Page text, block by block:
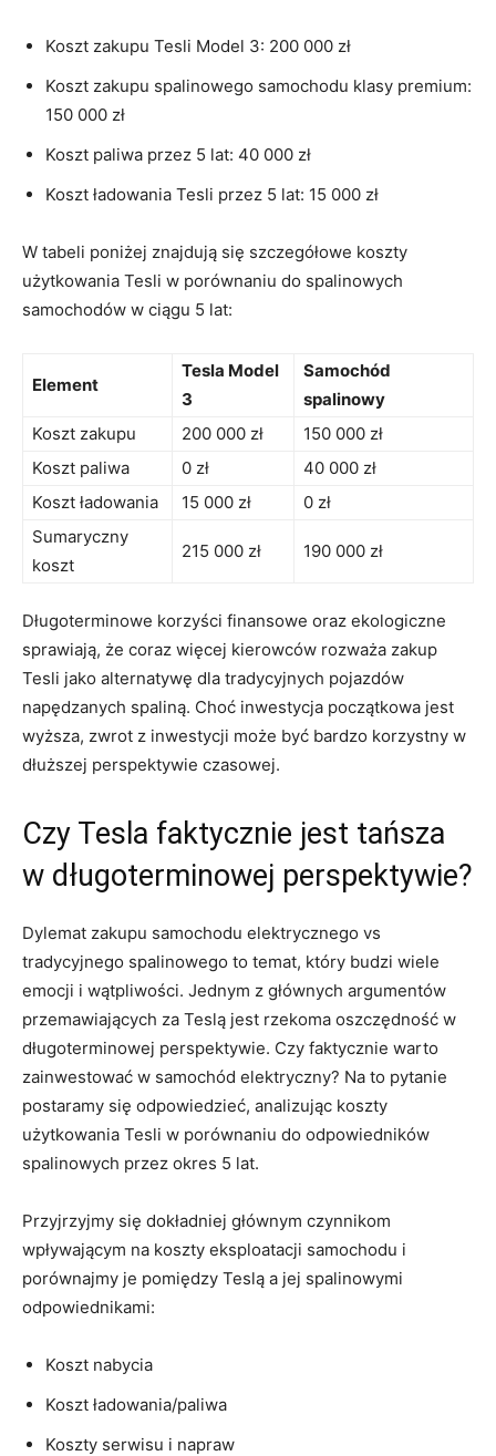
Koszt zakupu Tesli Model 3: 200 000 zł
Koszt zakupu spalinowego samochodu klasy premium:
‍150 000 zł
Koszt paliwa przez 5 lat: 40 000 zł
Koszt ładowania Tesli przez 5⁢ lat: 15 000 zł
W tabeli poniżej znajdują się szczegółowe koszty
⁢użytkowania Tesli w porównaniu do spalinowych
samochodów w ciągu 5 lat:
Element
Tesla Model
3
Samochód
spalinowy
Koszt zakupu
200 000 zł
150 000⁢ zł
Koszt paliwa
0 zł
40 000 zł
Koszt ładowania
15 000⁣ zł
0 zł
Sumaryczny
koszt
215 000 zł 190 000​ zł
Długoterminowe korzyści finansowe oraz ekologiczne
sprawiają, że coraz więcej kierowców rozważa zakup
Tesli jako alternatywę dla tradycyjnych pojazdów
napędzanych spaliną. Choć inwestycja początkowa⁣ jest
wyższa, zwrot z inwestycji może ‍być bardzo korzystny w
dłuższej perspektywie czasowej.
Czy Tesla faktycznie jest tańsza
w długoterminowej perspektywie?
Dylemat zakupu samochodu elektrycznego vs
tradycyjnego spalinowego to temat,⁣ który budzi wiele
emocji i wątpliwości. Jednym z głównych argumentów
przemawiających ‍za Teslą jest rzekoma oszczędność w
długoterminowej perspektywie. Czy faktycznie warto
zainwestować w samochód elektryczny? Na to pytanie
postaramy się odpowiedzieć, analizując koszty
użytkowania Tesli w porównaniu do odpowiedników
spalinowych przez ⁤okres 5 lat.
Przyjrzyjmy się dokładniej głównym czynnikom
wpływającym na koszty eksploatacji samochodu i
porównajmy ⁣je pomiędzy Teslą a jej ‍spalinowymi
odpowiednikami:
Koszt nabycia
Koszt ładowania/paliwa
Koszty serwisu i napraw